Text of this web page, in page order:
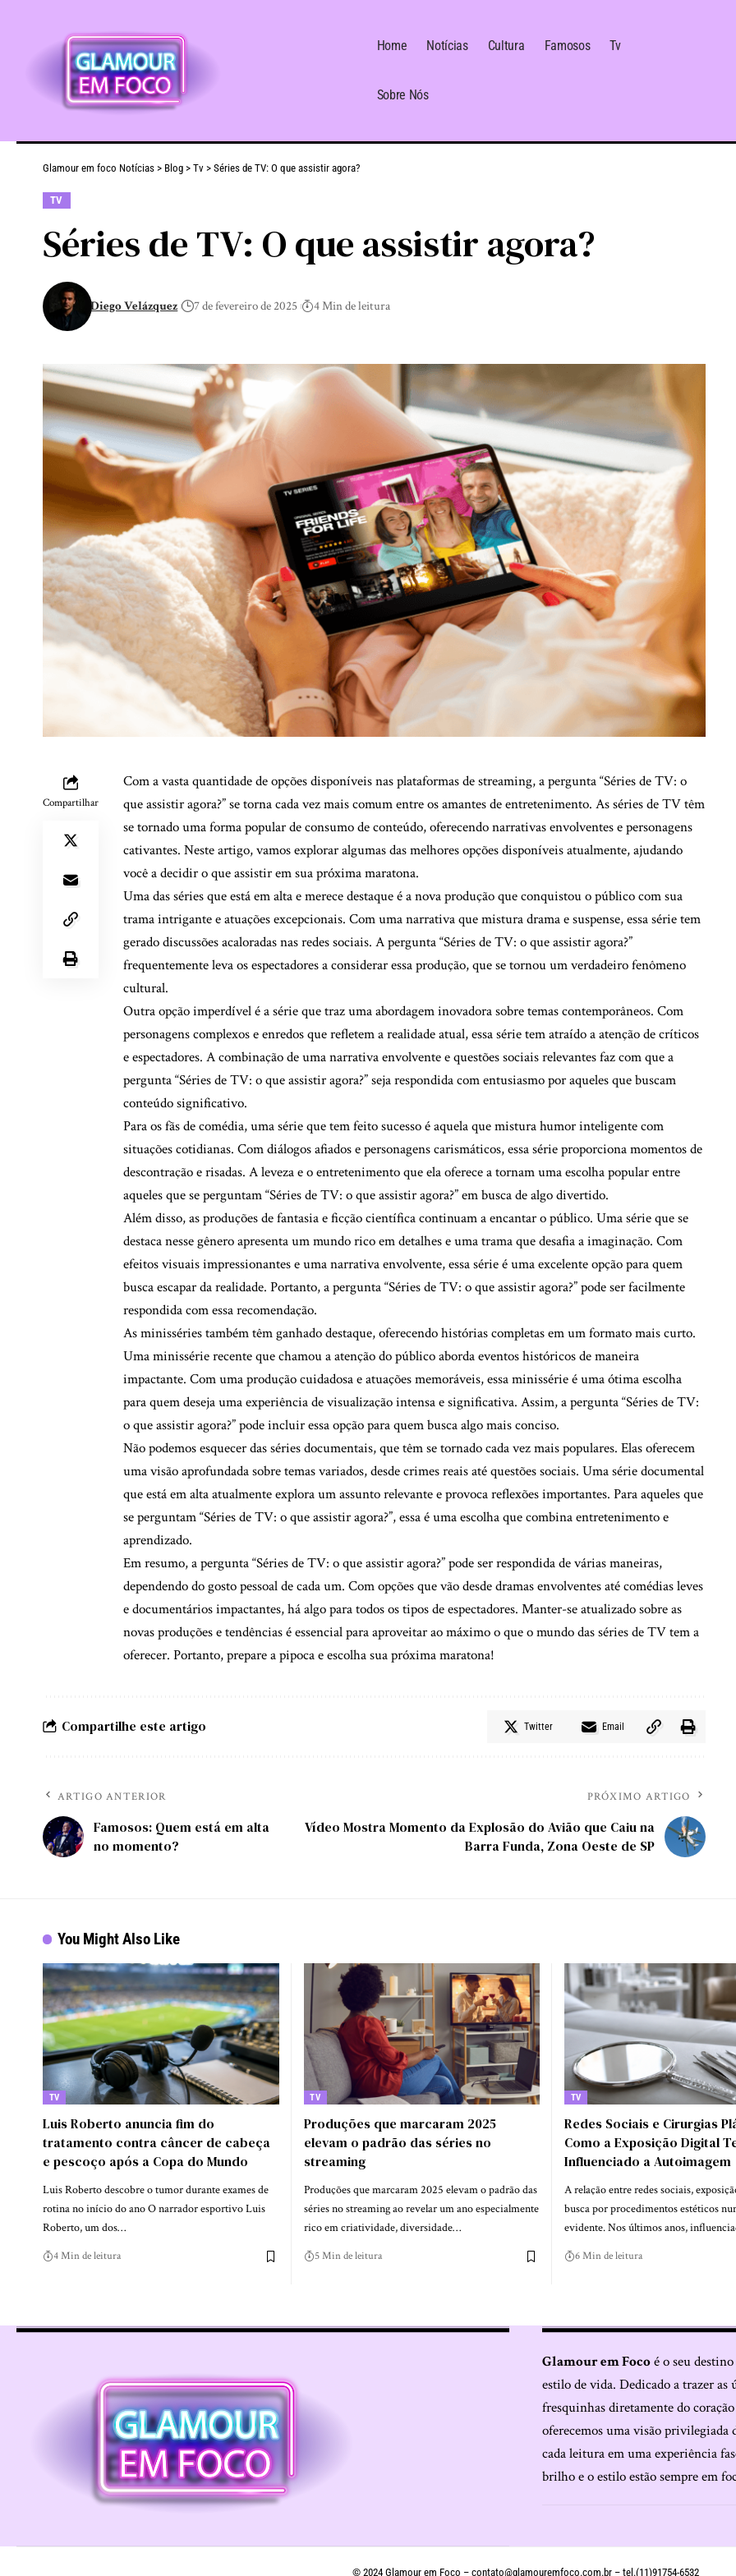
Home Notícias Cultura Famosos Tv
Sobre Nós
Glamour em foco Notícias > Blog > Tv > Séries de TV: O que assistir agora?
TV
Séries de TV: O que assistir agora?
Diego Velázquez 7 de fevereiro de 2025 4 Min de leitura
Compartilhar
Com a vasta quantidade de opções disponíveis nas plataformas de streaming, a pergunta “Séries de TV: o
que assistir agora?” se torna cada vez mais comum entre os amantes de entretenimento. As séries de TV têm
se tornado uma forma popular de consumo de conteúdo, oferecendo narrativas envolventes e personagens
cativantes. Neste artigo, vamos explorar algumas das melhores opções disponíveis atualmente, ajudando
você a decidir o que assistir em sua próxima maratona.
Uma das séries que está em alta e merece destaque é a nova produção que conquistou o público com sua
trama intrigante e atuações excepcionais. Com uma narrativa que mistura drama e suspense, essa série tem
gerado discussões acaloradas nas redes sociais. A pergunta “Séries de TV: o que assistir agora?”
frequentemente leva os espectadores a considerar essa produção, que se tornou um verdadeiro fenômeno
cultural.
Outra opção imperdível é a série que traz uma abordagem inovadora sobre temas contemporâneos. Com
personagens complexos e enredos que refletem a realidade atual, essa série tem atraído a atenção de críticos
e espectadores. A combinação de uma narrativa envolvente e questões sociais relevantes faz com que a
pergunta “Séries de TV: o que assistir agora?” seja respondida com entusiasmo por aqueles que buscam
conteúdo significativo.
Para os fãs de comédia, uma série que tem feito sucesso é aquela que mistura humor inteligente com
situações cotidianas. Com diálogos afiados e personagens carismáticos, essa série proporciona momentos de
descontração e risadas. A leveza e o entretenimento que ela oferece a tornam uma escolha popular entre
aqueles que se perguntam “Séries de TV: o que assistir agora?” em busca de algo divertido.
Além disso, as produções de fantasia e ficção científica continuam a encantar o público. Uma série que se
destaca nesse gênero apresenta um mundo rico em detalhes e uma trama que desafia a imaginação. Com
efeitos visuais impressionantes e uma narrativa envolvente, essa série é uma excelente opção para quem
busca escapar da realidade. Portanto, a pergunta “Séries de TV: o que assistir agora?” pode ser facilmente
respondida com essa recomendação.
As minisséries também têm ganhado destaque, oferecendo histórias completas em um formato mais curto.
Uma minissérie recente que chamou a atenção do público aborda eventos históricos de maneira
impactante. Com uma produção cuidadosa e atuações memoráveis, essa minissérie é uma ótima escolha
para quem deseja uma experiência de visualização intensa e significativa. Assim, a pergunta “Séries de TV:
o que assistir agora?” pode incluir essa opção para quem busca algo mais conciso.
Não podemos esquecer das séries documentais, que têm se tornado cada vez mais populares. Elas oferecem
uma visão aprofundada sobre temas variados, desde crimes reais até questões sociais. Uma série documental
que está em alta atualmente explora um assunto relevante e provoca reflexões importantes. Para aqueles que
se perguntam “Séries de TV: o que assistir agora?”, essa é uma escolha que combina entretenimento e
aprendizado.
Em resumo, a pergunta “Séries de TV: o que assistir agora?” pode ser respondida de várias maneiras,
dependendo do gosto pessoal de cada um. Com opções que vão desde dramas envolventes até comédias leves
e documentários impactantes, há algo para todos os tipos de espectadores. Manter-se atualizado sobre as
novas produções e tendências é essencial para aproveitar ao máximo o que o mundo das séries de TV tem a
oferecer. Portanto, prepare a pipoca e escolha sua próxima maratona!
Compartilhe este artigo Twitter Email
ARTIGO ANTERIOR
Famosos: Quem está em alta
no momento?
PRÓXIMO ARTIGO
Vídeo Mostra Momento da Explosão do Avião que Caiu na
Barra Funda, Zona Oeste de SP
You Might Also Like
TV
Luis Roberto anuncia fim do
tratamento contra câncer de cabeça
e pescoço após a Copa do Mundo
Luis Roberto descobre o tumor durante exames de
rotina no início do ano O narrador esportivo Luis
Roberto, um dos…
4 Min de leitura
TV
Produções que marcaram 2025
elevam o padrão das séries no
streaming
Produções que marcaram 2025 elevam o padrão das
séries no streaming ao revelar um ano especialmente
rico em criatividade, diversidade…
5 Min de leitura
TV
Redes Sociais e Cirurgias
Como a Exposição Digital
Influenciado a Autoimagem
A relação entre redes sociais,
busca por procedimentos estéticos
evidente. Nos últimos anos,
6 Min de leitura
Glamour em Focoé o seu
estilo de vida. Dedicado a trazer
fresquinhas diretamente do
oferecemos uma visão privilegiada
cada leitura em uma experiência
brilho e o estilo estão sempre em
© 2024 Glamour em Foco – contato@glamouremfoco.com.br – tel.(11)91754-6532